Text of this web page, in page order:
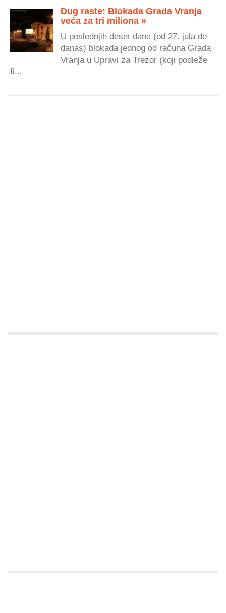
Dug raste: Blokada Grada Vranja
veća za tri miliona »
U poslednjih deset dana (od 27. jula do
danas) blokada jednog od računa Grada
Vranja u Upravi za Trezor (koji podleže
fi...